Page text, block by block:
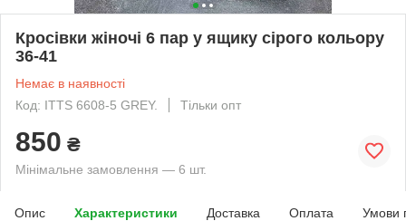
Кросівки жіночі 6 пар у ящику сірого кольору
36-41
Немає в наявності
Код: ITTS 6608-5 GREY.
Тільки опт
850 ₴
Мінімальне замовлення — 6 шт.
Опис Характеристики Доставка Оплата Умови